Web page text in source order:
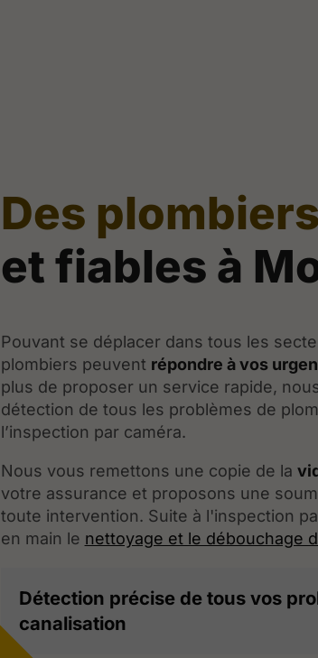
Des
et fiables à
Pouvant se déplacer dans tous les
plombiers peuvent répondre à vos
plus de proposer un service rapide,
détection de tous les problèmes de
l’inspection par caméra.
Nous vous remettons une copie de la
votre assurance et proposons une
toute intervention. Suite à l'inspection
en main le nettoyage et le débouchage
Détection précise de tous vos
canalisation